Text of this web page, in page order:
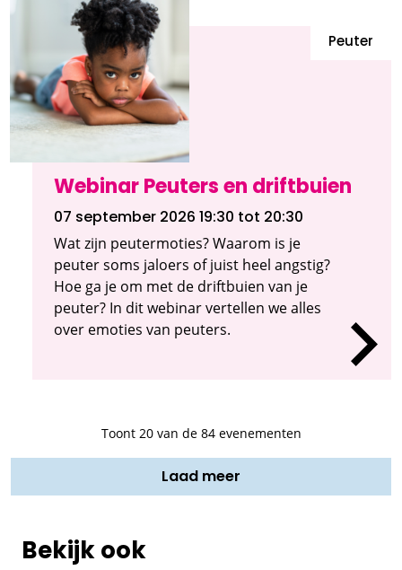
Webinar Peuters en driftbuien
Peuter
07 september 2026 19:30 tot 20:30
Wat zijn peutermoties? Waarom is je
peuter soms jaloers of juist heel angstig?
Hoe ga je om met de driftbuien van je
peuter? In dit webinar vertellen we alles
over emoties van peuters.
Toont 20van de 84 evenementen
Laad meer
Bekijk ook